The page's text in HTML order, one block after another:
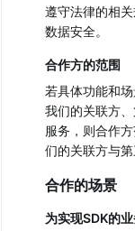
遵守法律的相
数据安全。
合作方的范围
若具体功能和
我们的关联方
服务，则合作
们的关联方与
合作的场景
为实现SDK的